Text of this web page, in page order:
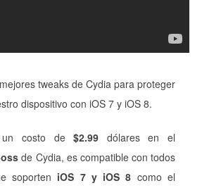
tweaks de Cydia para proteger
dispositivo con iOS 7 y iOS 8.
un costo de$2.99 dólares en el
de Cydia, es compatible con todos
soporten iOS 7 y iOS 8 como el